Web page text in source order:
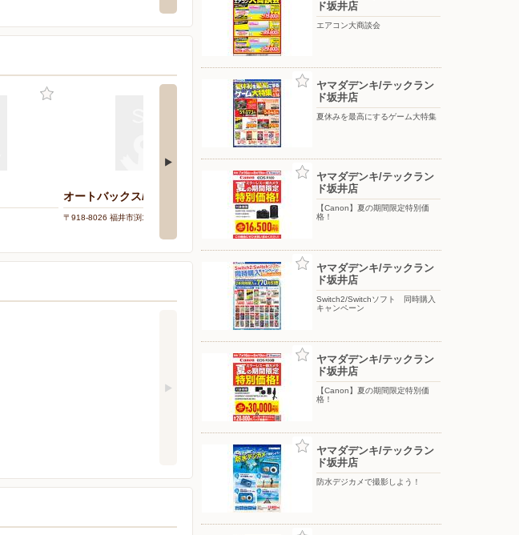
オートバックス/やしろ店
〒918-8026 福井市渕1-4205
オートバックス/・加賀
〒922-0424 加賀市小菅波町2-1
ド坂井店
エアコン大商談会
ヤマダデンキ/テックラン
ド坂井店
夏休みを最高にするゲーム大特集
ヤマダデンキ/テックラン
ド坂井店
【Canon】夏の期間限定特別価
格！
ヤマダデンキ/テックラン
ド坂井店
Switch2/Switchソフト 同時購入
キャンペーン
ヤマダデンキ/テックラン
ド坂井店
【Canon】夏の期間限定特別価
格！
ヤマダデンキ/テックラン
ド坂井店
防水デジカメで撮影しよう！